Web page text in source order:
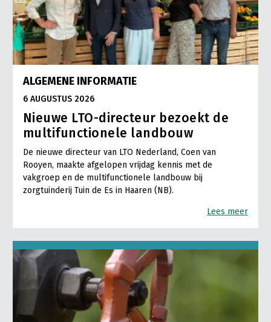
ALGEMENE INFORMATIE
6 AUGUSTUS 2026
Nieuwe LTO-directeur bezoekt de
multifunctionele landbouw
De nieuwe directeur van LTO Nederland, Coen van
Rooyen, maakte afgelopen vrijdag kennis met de
vakgroep en de multifunctionele landbouw bij
zorgtuinderij Tuin de Es in Haaren (NB).
Lees meer